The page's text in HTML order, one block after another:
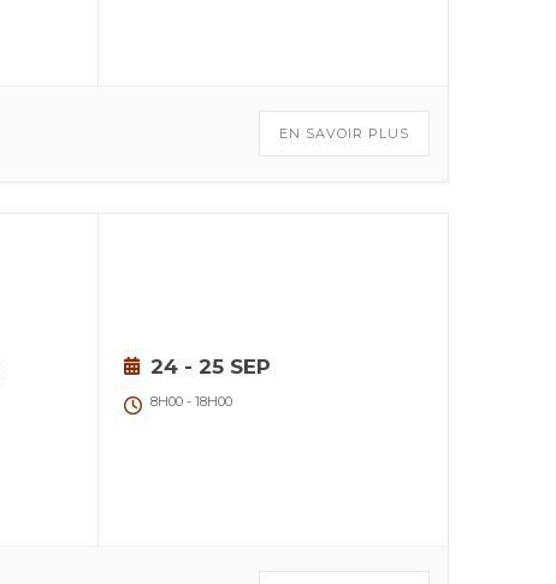
EN SAVOIR PLUS
24 - 25 SEP
8H00 - 18H00